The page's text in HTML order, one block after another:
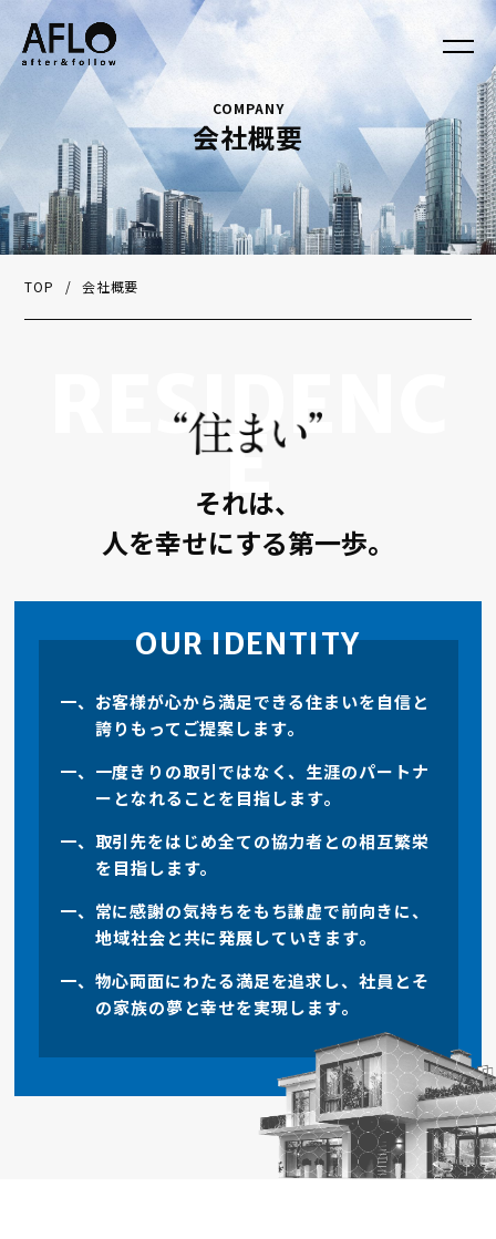
会社概要
TOP / 会社概要
それは、
人を幸せにする第一歩。
OUR IDENTITY
お客様が心から満足できる住まいを自信と
誇りもってご提案します。
一度きりの取引ではなく、生涯のパートナ
ーとなれることを目指します。
取引先をはじめ全ての協力者との相互繁栄
を目指します。
常に感謝の気持ちをもち謙虚で前向きに、
地域社会と共に発展していきます。
物心両面にわたる満足を追求し、社員とそ
の家族の夢と幸せを実現します。